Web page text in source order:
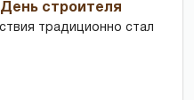
строителя
традиционно стал